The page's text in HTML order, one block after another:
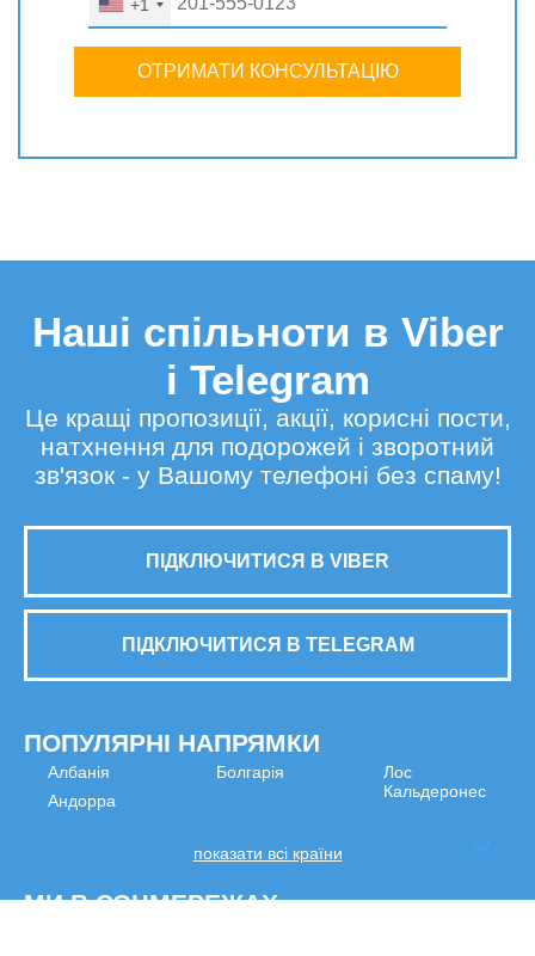
+1
ОТРИМАТИ КОНСУЛЬТАЦІЮ
Наші спільноти в Viber
і Telegram
Це кращі пропозиції, акції, корисні пости,
натхнення для подорожей і зворотний
зв'язок - у Вашому телефоні без спаму!
ПІДКЛЮЧИТИСЯ В VIBER
ПІДКЛЮЧИТИСЯ В TELEGRAM
ПОПУЛЯРНІ НАПРЯМКИ
Албанія
Андорра
Болгарія
Лос
Кальдеронес
показати всі країни
МИ В СОЦМЕРЕЖАХ